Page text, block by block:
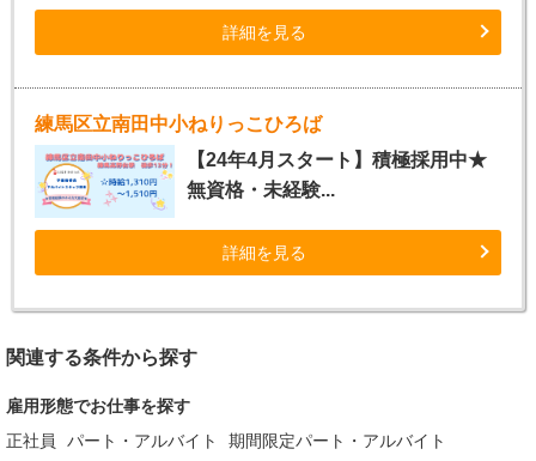
詳細を見る
練馬区立南田中小ねりっこひろば
【24年4月スタート】積極採用中★
無資格・未経験...
詳細を見る
関連する条件から探す
雇用形態でお仕事を探す
正社員
パート・アルバイト 期間限定パート・アルバイト